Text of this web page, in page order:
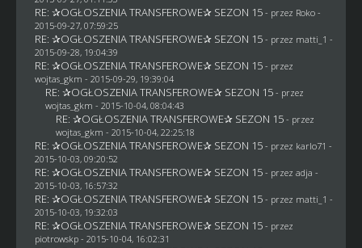
RE: ✰OGŁOSZENIA TRANSFEROWE✰ SEZON 15 - przez Roko-
2015-09-27, 07:59:25
RE: ✰OGŁOSZENIA TRANSFEROWE✰ SEZON 15 - przez matti_1 -
2015-09-28, 19:04:39
RE: ✰OGŁOSZENIA TRANSFEROWE✰ SEZON 15 - przez
wojtas_gkm - 2015-09-29, 19:39:04
RE: ✰OGŁOSZENIA TRANSFEROWE✰ SEZON 15 - przez
wojtas_gkm - 2015-10-04, 08:04:43
RE: ✰OGŁOSZENIA TRANSFEROWE✰ SEZON 15 - przez
wojtas_gkm - 2015-10-04, 22:25:18
RE: ✰OGŁOSZENIA TRANSFEROWE✰ SEZON 15 - przez karlo71 -
2015-10-03, 09:20:52
RE: ✰OGŁOSZENIA TRANSFEROWE✰ SEZON 15 - przez adja -
2015-10-03, 16:57:32
RE: ✰OGŁOSZENIA TRANSFEROWE✰ SEZON 15 - przez matti_1 -
2015-10-03, 19:32:03
RE: ✰OGŁOSZENIA TRANSFEROWE✰ SEZON 15 - przez
piotrowskp- 2015-10-04, 16:02:31